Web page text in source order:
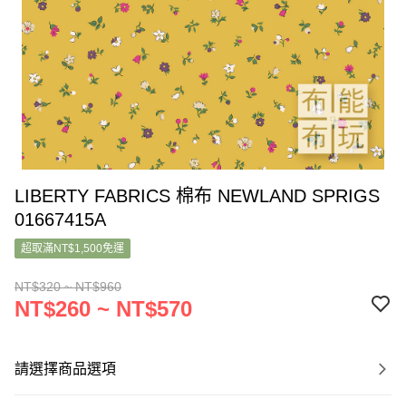
LIBERTY FABRICS 棉布 NEWLAND SPRIGS
01667415A
超取滿NT$1,500免運
NT$320 ~ NT$960
NT$260 ~ NT$570
請選擇商品選項